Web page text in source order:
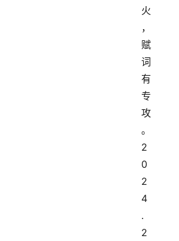
火
，
赋
词
有
专
攻
。
2
0
2
4
.
2